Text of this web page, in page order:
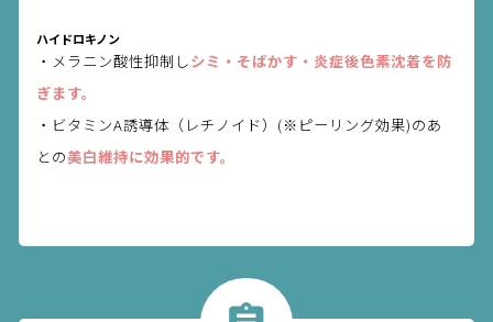
ハイドロキノン
・メラニン酸性抑制しシミ・そばかす・炎症後色素沈着を防
ぎます。
・ビタミンA誘導体（レチノイド）(※ピーリング効果)のあ
との美白維持に効果的です。